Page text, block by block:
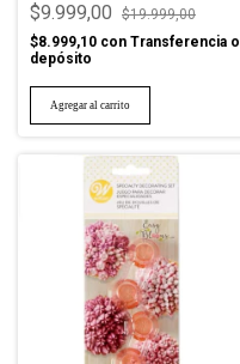
$9.999,00
$19.999,00
$8.999,10 con Transferencia o
depósito